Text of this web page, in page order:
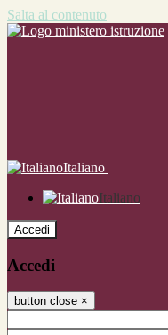
Salta al contenuto
Italiano
Italiano
Accedi
Accedi
button close ×